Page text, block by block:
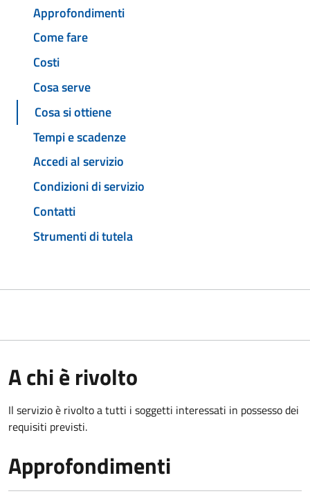
Approfondimenti
Come fare
Costi
Cosa serve
Cosa si ottiene
Tempi e scadenze
Accedi al servizio
Condizioni di servizio
Contatti
Strumenti di tutela
A chi è rivolto
Il servizio è rivolto a tutti i soggetti interessati in possesso dei
requisiti previsti.
Approfondimenti